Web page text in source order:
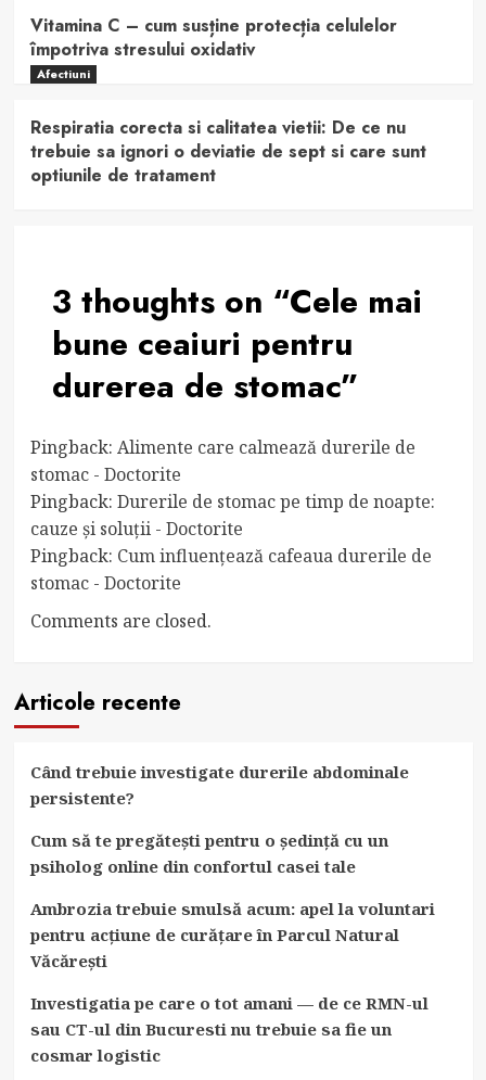
Vitamina C – cum susține protecția celulelor
împotriva stresului oxidativ
Afectiuni
Respiratia corecta si calitatea vietii: De ce nu
trebuie sa ignori o deviatie de sept si care sunt
optiunile de tratament
3 thoughts on “Cele mai
bune ceaiuri pentru
durerea de stomac”
Pingback: Alimente care calmează durerile de
stomac - Doctorite
Pingback: Durerile de stomac pe timp de noapte:
cauze și soluții - Doctorite
Pingback: Cum influențează cafeaua durerile de
stomac - Doctorite
Comments are closed.
Articole recente
Când trebuie investigate durerile abdominale
persistente?
Cum să te pregătești pentru o ședință cu un
psiholog online din confortul casei tale
Ambrozia trebuie smulsă acum: apel la voluntari
pentru acțiune de curățare în Parcul Natural
Văcărești
Investigatia pe care o tot amani — de ce RMN-ul
sau CT-ul din Bucuresti nu trebuie sa fie un
cosmar logistic